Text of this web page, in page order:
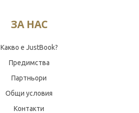
ЗА НАС
Какво е JustBook?
Предимства
Партньори
Общи условия
Контакти